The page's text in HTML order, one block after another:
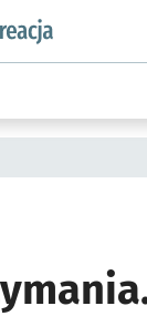
podserwis: